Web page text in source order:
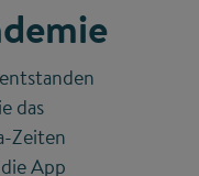
das
Zeiten
App